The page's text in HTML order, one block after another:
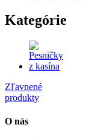
Kategórie
Zľavnené
produkty
O nás